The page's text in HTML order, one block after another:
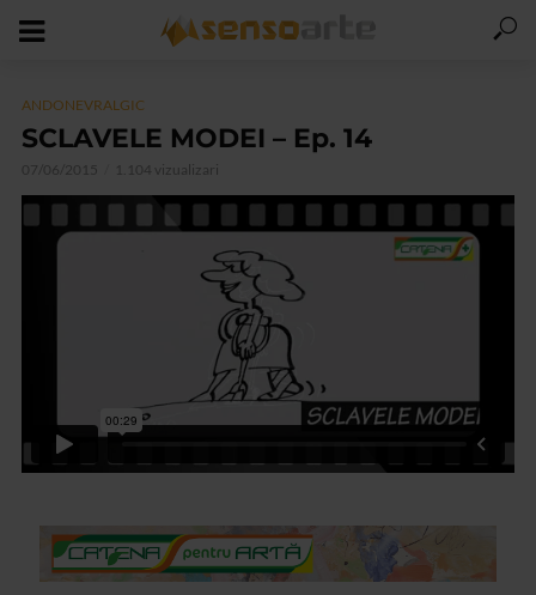
ANDONEVRALGIC
SCLAVELE MODEI – Ep. 14
07/06/2015 1.104 vizualizari